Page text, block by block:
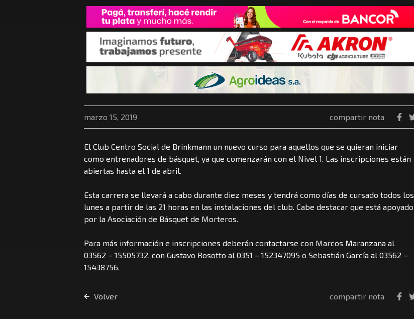
marzo 15, 2019 compartir nota
El Club Centro Social de Brinkmann un nuevo curso para aquellos que se quieran iniciar
como entrenadores de básquet, ya que comenzarán con el Nivel 1. Las inscripciones están
abiertas hasta el 1 de abril.
Esta carrera se llevará a cabo durante diez meses y tendrá como días de cursado todos los
lunes a partir de las 21 horas en las instalaciones del club. Cabe destacar que está apoyado
por la Asociación de Básquet de Morteros.
Para más información e inscripciones deberán contactarse con Marcos Maranzana al
03562 – 15505732, con Gustavo Rosotto al 0351 – 152347095 o Sebastián García al 03562 –
15438756.
Volver compartir nota